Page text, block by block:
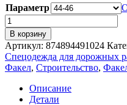
Параметр
Количество
товара
Плащ
влагозащитный
ProfLine
Leader,
т.синий
В корзину
Артикул: 874894491024
Спецодежда для дорожных
Факел, Строительство,
Описание
Детали